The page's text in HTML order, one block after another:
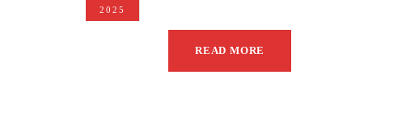
2025
READ MORE